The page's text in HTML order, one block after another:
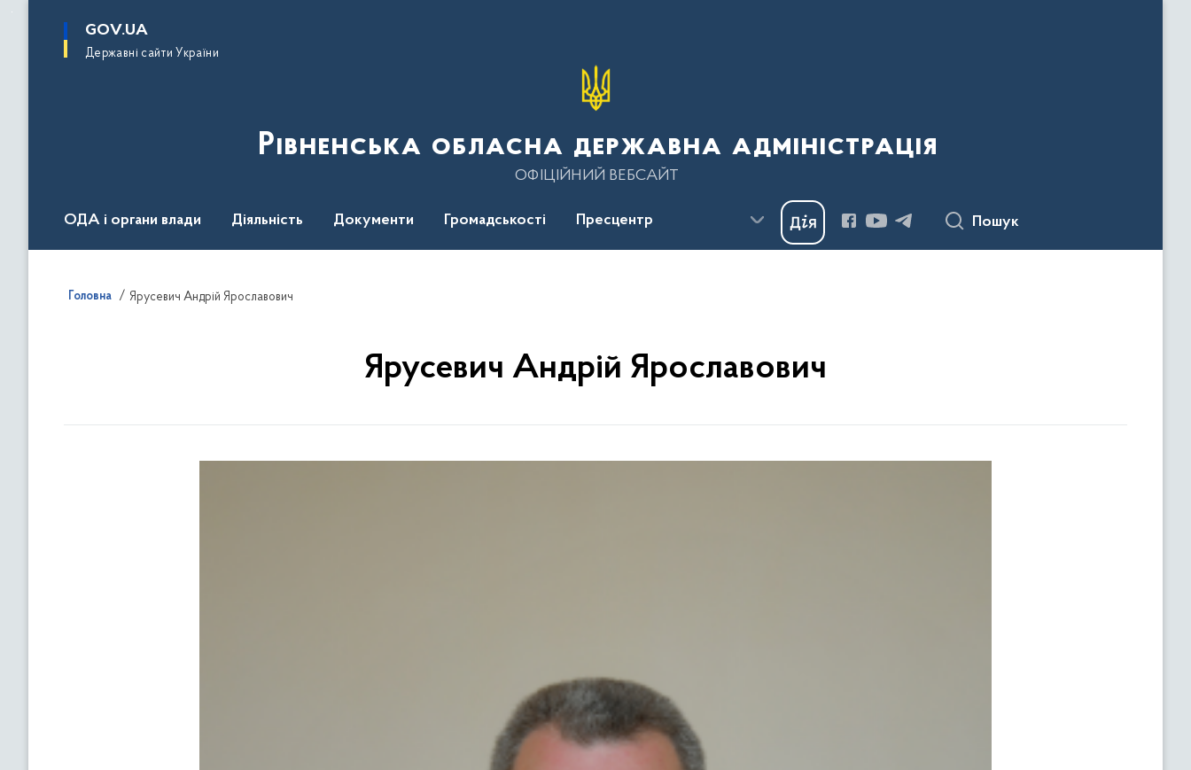
основного
GOV.UA
Державні сайти України
Рівненська обласна державна адміністрація
ОФІЦІЙНИЙ ВЕБСАЙТ
ОДА і органи влади Діяльність Документи Громадськості Пресцентр Пошук
Головна Ярусевич Андрій Ярославович
Ярусевич Андрій Ярославович